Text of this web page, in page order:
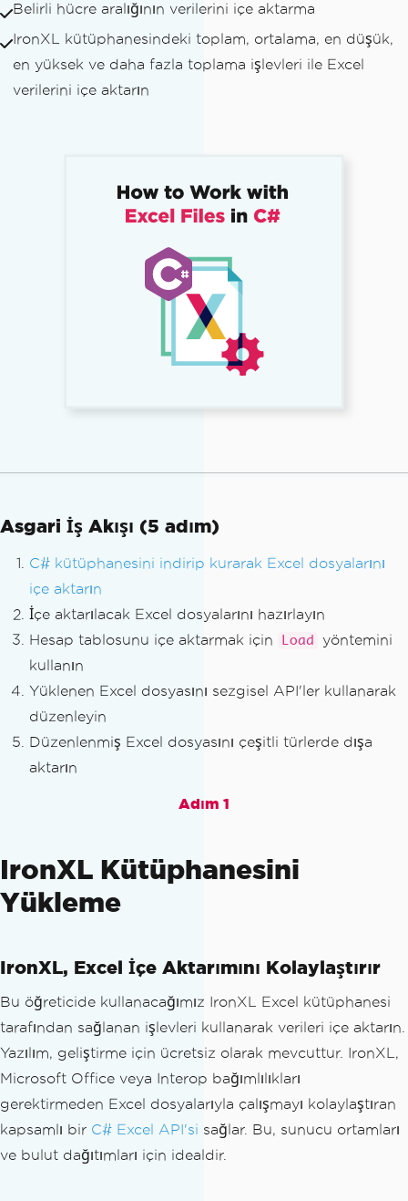
Belirli hücre aralığının verilerini içe aktarma
IronXL kütüphanesindeki toplam, ortalama, en düşük,
en yüksek ve daha fazla toplama işlevleri ile Excel
verilerini içe aktarın
Asgari İş Akışı (5 adım)
C# kütüphanesini indirip kurarak Excel dosyalarını
içe aktarın
İçe aktarılacak Excel dosyalarını hazırlayın
Hesap tablosunu içe aktarmak için
Load
yöntemini
kullanın
Yüklenen Excel dosyasını sezgisel API'ler kullanarak
düzenleyin
Düzenlenmiş Excel dosyasını çeşitli türlerde dışa
aktarın
Adım 1
IronXL Kütüphanesini
Yükleme
IronXL, Excel İçe Aktarımını Kolaylaştırır
Bu öğreticide kullanacağımız IronXL Excel kütüphanesi
tarafından sağlanan işlevleri kullanarak verileri içe aktarın.
Yazılım, geliştirme için ücretsiz olarak mevcuttur. IronXL,
Microsoft Office veya Interop bağımlılıkları
gerektirmeden Excel dosyalarıyla çalışmayı kolaylaştıran
kapsamlı bir C# Excel API'si sağlar. Bu, sunucu ortamları
ve bulut dağıtımları için idealdir.